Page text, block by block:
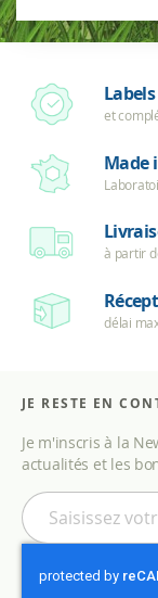
et
Made
à partir
délai
JE RESTE EN
Je m'inscris à la
actualités et les
I
n
s